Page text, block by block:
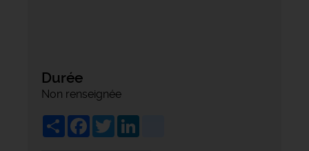
Durée
Non renseignée
ShareFacebook
Twitter